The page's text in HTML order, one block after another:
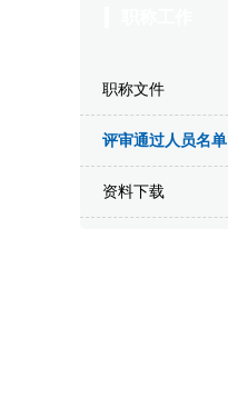
职称文件
评审通过人员名单
资料下载